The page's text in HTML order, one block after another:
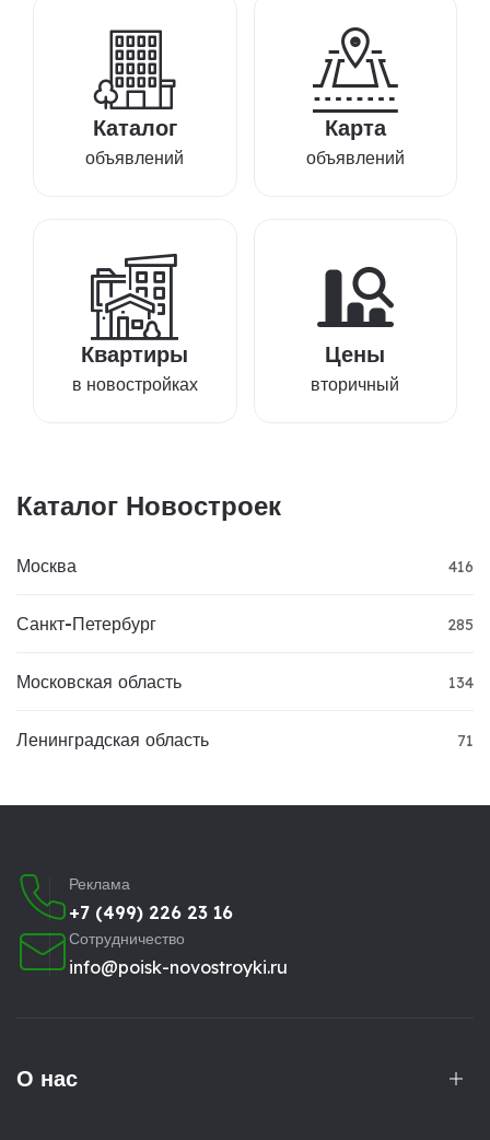
Каталог
объявлений
Карта
объявлений
Квартиры
в новостройках
Цены
вторичный
Каталог Новостроек
Москва 416
Санкт-Петербург 285
Московская область 134
Ленинградская область 71
Реклама
+7 (499) 226 23 16
Сотрудничество
info@poisk-novostroyki.ru
О нас